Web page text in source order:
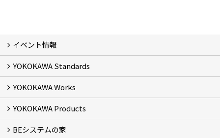
イベント情報
イベント予告
イベント報告
YOKOKAWA Standards
基本理念 (2)
横川組の家造り
正しい耐震・制震の家
正しい断熱の家
S-grade
SS-grade
YOKOKAWA Works
フォトギャラリー
リフォーム専門部
新築・増築専門部
現場レポート
完工事例
お客様の声
横川組歩道除雪隊
『五本線』応援ページ！
YOKOKAWA Products
窓ガラス遮熱・UVカット塗料【ゼロコート】
水回り再生コーティング【アクアリフレッシュ】
米杉羽目板【やすらぎ】
BEシステムの家